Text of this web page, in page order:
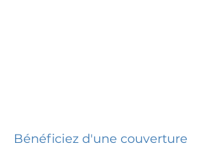
Bénéficiez d'une couverture